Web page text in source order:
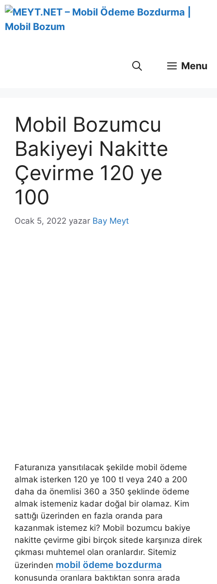
İçeriğe
atla
Menu
Mobil Bozumcu
Bakiyeyi Nakitte
Çevirme 120 ye
100
Ocak 5, 2022 yazar Bay Meyt
Faturanıza yansıtılacak şekilde mobil ödeme
almak isterken 120 ye 100 tl veya 240 a 200
daha da önemlisi 360 a 350 şeklinde ödeme
almak istemeniz kadar doğal bir olamaz. Kim
sattığı üzerinden en fazla oranda para
kazanmak istemez ki? Mobil bozumcu bakiye
nakitte çevirme gibi birçok sitede karşınıza direk
çıkması muhtemel olan oranlardır. Sitemiz
üzerinden mobil ödeme bozdurma
konusunda oranlara baktıktan sonra arada